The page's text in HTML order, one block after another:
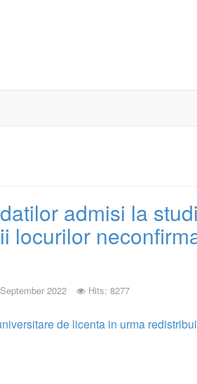
admisi la
locurilor
2022 Hits: 8277
de licenta in urma